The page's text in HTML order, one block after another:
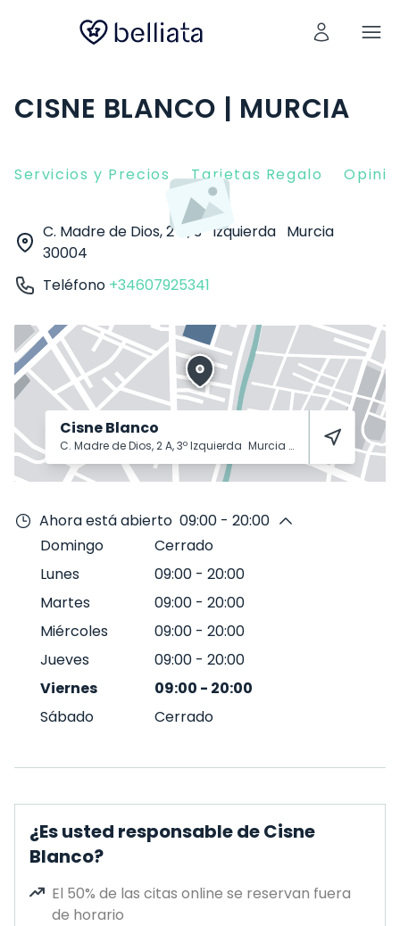
CISNE BLANCO | MURCIA
Servicios y Precios Tarjetas Regalo
C. Madre de Dios, 2 A, 3º Izquierda Murcia
30004
Teléfono +34607925341
Cisne Blanco
C. Madre de Dios, 2 A, 3º Izquierda Murcia 30004
Ahora está abierto 09:00 - 20:00
Domingo
Cerrado
Lunes
09:00 - 20:00
Martes
09:00 - 20:00
Miércoles
09:00 - 20:00
Jueves
09:00 - 20:00
Viernes
09:00 - 20:00
Sábado
Cerrado
¿Es usted responsable de Cisne
Blanco?
El 50% de las citas online se reservan fuera
de horario